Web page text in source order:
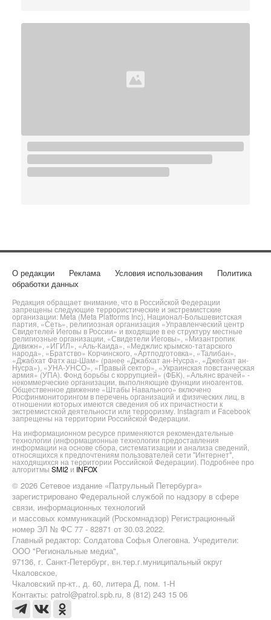
О редакции Реклама Условия использования
Политика
обработки данных
Редакция обращает внимание, что в Российской Федерации
запрещены следующие террористические и экстремистские
организации: Meta (Meta Platforms Inc), Национал-Большевистская
партия, «Сеть», религиозная организация «Управленческий центр
Свидетелей Иеговы в России» и входящие в ее структуру местные
религиозные организации, «Свидетели Иеговы», «Мизантропик
Дивижн», «ИГИЛ», «Аль-Каида», «Меджлис крымско-татарского
народа», «Братство» Корчинского, «Артподготовка», «Талибан»,
«Джабхат Фатх аш-Шам» (ранее «Джабхат ан-Нусра», «Джебхат ан-
Нусра»), «УНА-УНСО», «Правый сектор», «Украинская повстанческая
армия» (УПА). Фонд борьбы с коррупцией» (ФБК), «Альянс врачей» -
некоммерческие организации, выполняющие функции иноагентов.
Общественное движение «Штабы Навального» включено
Росфинмониторингом в перечень организаций и физических лиц, в
отношении которых имеются сведения об их причастности к
экстремистской деятельности или терроризму. Instagram и Facebook
запрещены на территории Российской Федерации.
На информационном ресурсе применяются рекомендательные
технологии (информационные технологии предоставления
информации на основе сбора, систематизации и анализа сведений,
относящихся к предпочтениям пользователей сети "Интернет",
находящихся на территории Российской Федерации). Подробнее про
алгоритмы SMI2 и INFOX
© 2026 Сетевое издание «Патрульный Петербурга»
зарегистрировано Федеральной службой по надзору в сфере
связи, информационных технологий
и массовых коммуникаций (Роскомнадзор) Регистрационный
номер ЭЛ № ФС 77 - 82871 от 30.03.2022.
Главный редактор: Солдатова Софья Олеговна. Учредители:
ООО "Региональные медиа",
97136, г. Санкт-Петербург, вн.тер.г.муниципальный округ
Чкаловское,
Чкаловский пр-кт., д. 60, литера Д, пом. 1-Н
Контакты: patrol@patrol.spb.ru, 8 (812) 243 15 06